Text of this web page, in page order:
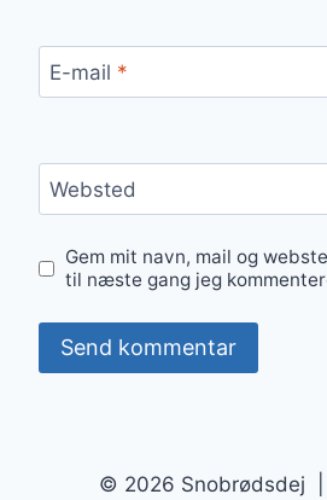
E-mail *
Websted
Gem mit navn, mail og
til næste gang jeg
© 2026 Snobrødsdej |